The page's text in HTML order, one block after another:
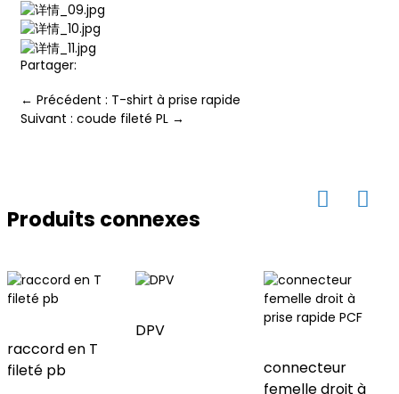
Partager:
← Précédent : T-shirt à prise rapide
Suivant : coude fileté PL →
Produits connexes
raccord en T
fileté pb
DPV
connecteur
femelle droit à